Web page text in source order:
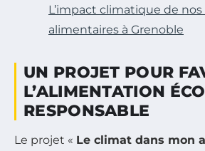
L’impact climatique de nos
alimentaires à Grenoble
UN PROJET POUR
L’ALIMENTATION
RESPONSABLE
Le projet « Le climat dans mon